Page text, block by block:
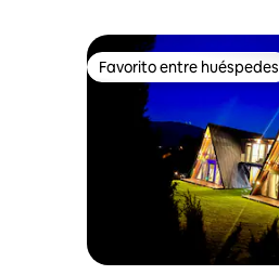
Favorito entre huéspedes
Favorito entre huéspedes